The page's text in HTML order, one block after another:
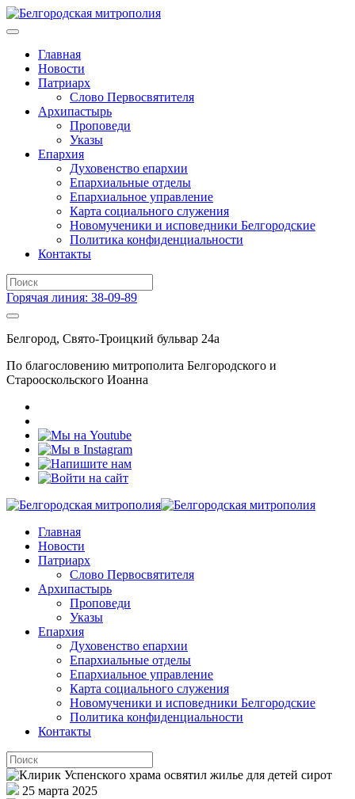
Главная
Новости
Патриарх
Слово Первосвятителя
Архипастырь
Проповеди
Указы
Епархия
Духовенство епархии
Епархиальные отделы
Епархиальное управление
Карта социального служения
Новомученики и исповедники Белгородские
Политика конфиденциальности
Контакты
Горячая линия: 38-09-89
Белгород, Свято-Троицкий бульвар 24а
По благословению митрополита Белгородского и
Старооскольского Иоанна
Главная
Новости
Патриарх
Слово Первосвятителя
Архипастырь
Проповеди
Указы
Епархия
Духовенство епархии
Епархиальные отделы
Епархиальное управление
Карта социального служения
Новомученики и исповедники Белгородские
Политика конфиденциальности
Контакты
25 марта 2025